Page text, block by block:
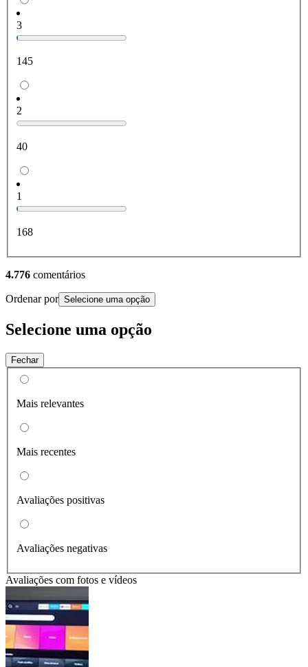
3
145
2
40
1
168
4.776 comentários
Ordenar por Selecione uma opção
Selecione uma opção
Fechar
Mais relevantes
Mais recentes
Avaliações positivas
Avaliações negativas
Avaliações com fotos e vídeos